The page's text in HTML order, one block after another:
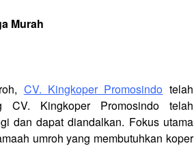
Murah
CV. Kingkoper Promosindo telah
CV. Kingkoper Promosindo telah
dan dapat diandalkan. Fokus utama
umroh yang membutuhkan koper